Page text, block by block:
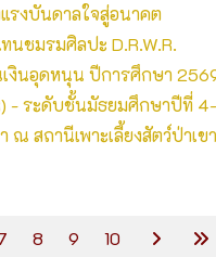
รงบันดาลใจสู่อนาคต
นชมรมศิลปะ D.R.W.R.
งินอุดหนุน ปีการศึกษา
- ระดับชั้นมัธยมศึกษาปีที่
สถานีเพาะเลี้ยงสัตว์ป่าเข
8 9 10